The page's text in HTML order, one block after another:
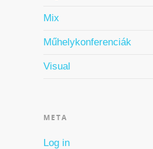
Mix
Műhelykonferenciák
Visual
META
Log in